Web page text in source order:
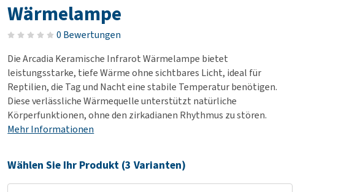
Zubehör
Harn-, Nieren- und
Leberprobleme
Haut-/Fellprobleme und
Juckreiz
Nierenproblemen
Alles ansehen
Wärmelampe
0 Bewertungen
Die Arcadia Keramische Infrarot Wärmelampe bietet
leistungsstarke, tiefe Wärme ohne sichtbares Licht, ideal für
Reptilien, die Tag und Nacht eine stabile Temperatur benötigen.
Diese verlässliche Wärmequelle unterstützt natürliche
Körperfunktionen, ohne den zirkadianen Rhythmus zu stören.
Mehr Informationen
Wählen Sie Ihr Produkt (3 Varianten)